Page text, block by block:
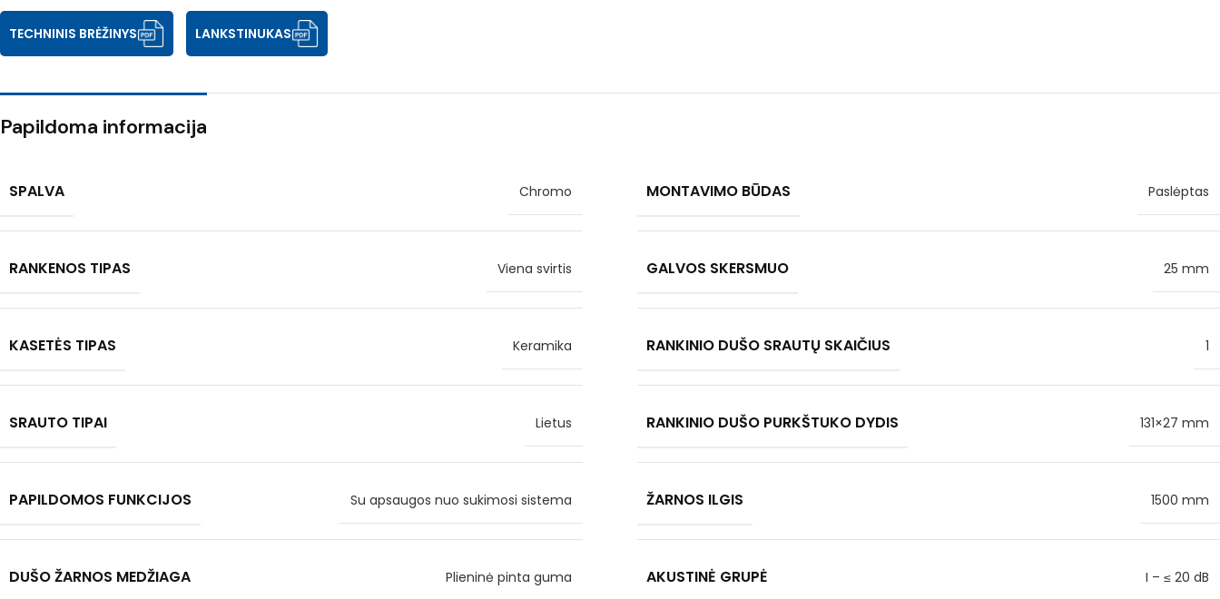
TECHNINIS BRĖŽINYS LANKSTINUKAS
Papildoma informacija
SPALVA Chromo MONTAVIMO BŪDAS Paslėptas
RANKENOS TIPAS Viena svirtis GALVOS SKERSMUO 25 mm
KASETĖS TIPAS Keramika RANKINIO DUŠO SRAUTŲ SKAIČIUS 1
SRAUTO TIPAI Lietus RANKINIO DUŠO PURKŠTUKO DYDIS 131×27 mm
PAPILDOMOS FUNKCIJOS Su apsaugos nuo sukimosi sistema ŽARNOS ILGIS 1500 mm
DUŠO ŽARNOS MEDŽIAGA Plieninė pinta guma AKUSTINĖ GRUPĖ I – ≤ 20 dB